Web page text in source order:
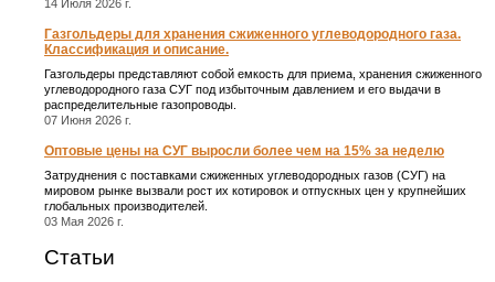
14 Июля 2026 г.
Газгольдеры для хранения сжиженного углеводородного газа.
Классификация и описание.
Газгольдеры представляют собой емкость для приема, хранения сжиженного
углеводородного газа СУГ под избыточным давлением и его выдачи в
распределительные газопроводы.
07 Июня 2026 г.
Оптовые цены на СУГ выросли более чем на 15% за неделю
Затруднения с поставками сжиженных углеводородных газов (СУГ) на
мировом рынке вызвали рост их котировок и отпускных цен у крупнейших
глобальных производителей.
03 Мая 2026 г.
Статьи